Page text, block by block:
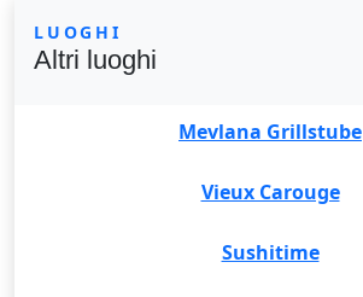
LUOGHI
Altri luoghi
Mevlana Grillstube
Vieux Carouge
Sushitime